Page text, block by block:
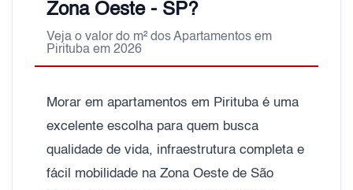
Zona Oeste - SP?
Veja o valor do m² dos Apartamentos em
Pirituba em 2026
Morar em apartamentos em Pirituba é uma
excelente escolha para quem busca
qualidade de vida, infraestrutura completa e
fácil mobilidade na Zona Oeste de São